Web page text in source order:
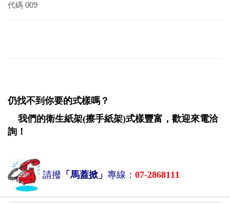
代碼 009
仍找不到你要的式樣嗎？
我們的衛生紙架(擦手紙架)式樣豐富，歡迎來電洽
詢！
請撥 「馬蓋掀」 專線： 07-2868111